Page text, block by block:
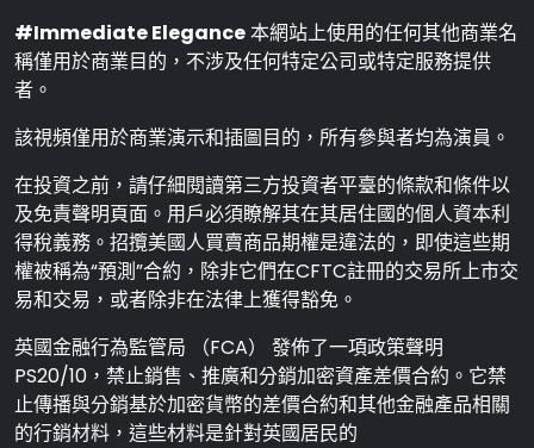
#Immediate Elegance本網站上使用的任何其他商業名
稱僅用於商業目的，不涉及任何特定公司或特定服務提供
者。
該視頻僅用於商業演示和插圖目的，所有參與者均為演員。
在投資之前，請仔細閱讀第三方投資者平臺的條款和條件以
及免責聲明頁面。用戶必須瞭解其在其居住國的個人資本利
得稅義務。招攬美國人買賣商品期權是違法的，即使這些期
權被稱為“預測”合約，除非它們在CFTC註冊的交易所上市交
易和交易，或者除非在法律上獲得豁免。
英國金融行為監管局 （FCA） 發佈了一項政策聲明
PS20/10，禁止銷售、推廣和分銷加密資產差價合約。它禁
止傳播與分銷基於加密貨幣的差價合約和其他金融產品相關
的行銷材料，這些材料是針對英國居民的